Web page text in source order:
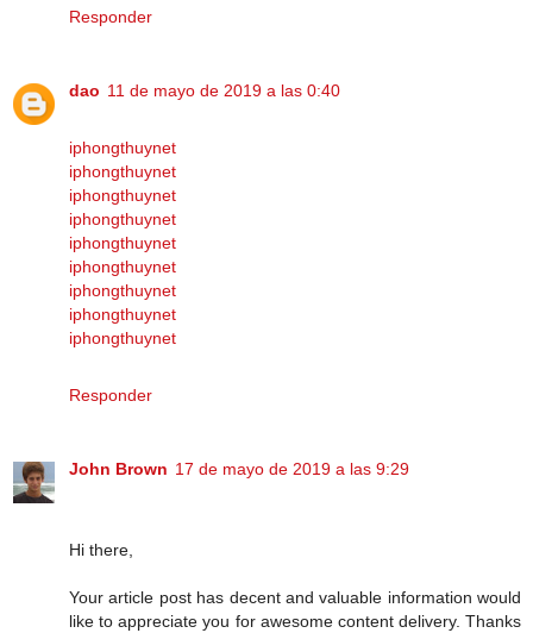
Responder
dao 11 de mayo de 2019 a las 0:40
iphongthuynet
iphongthuynet
iphongthuynet
iphongthuynet
iphongthuynet
iphongthuynet
iphongthuynet
iphongthuynet
iphongthuynet
Responder
John Brown 17 de mayo de 2019 a las 9:29
Hi there,
Your article post has decent and valuable information would
like to appreciate you for awesome content delivery. Thanks